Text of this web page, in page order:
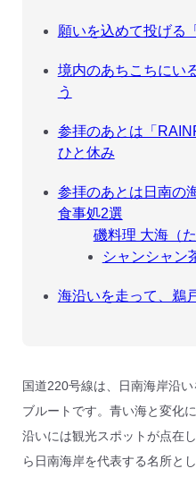
願いを込めて投げる
境内のあちこちにい
う
参拝のあとは「
ひと休み
参拝のあとは日南の
食事処2選
磯料理 大海（
シャンシャン
海沿いを走って、鵜
国道220号線は、日南海岸沿
ブルートです。青い海と変化
沿いには観光スポットが点在
ら日南海岸を代表する名所と